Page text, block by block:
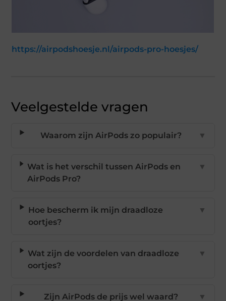
https://airpodshoesje.nl/airpods-pro-hoesjes/
Veelgestelde vragen
Waarom zijn AirPods zo populair? ▼
Wat is het verschil tussen AirPods en
AirPods Pro?
▼
Hoe bescherm ik mijn draadloze
oortjes?
▼
Wat zijn de voordelen van draadloze
oortjes?
▼
Zijn AirPods de prijs wel waard? ▼